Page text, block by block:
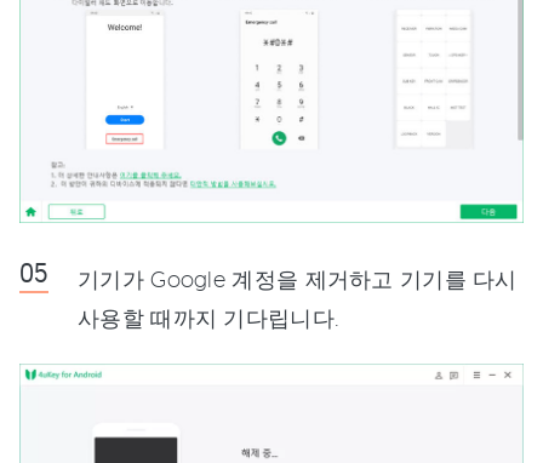
기기가 Google 계정을 제거하고 기기를 다시
사용할 때까지 기다립니다.